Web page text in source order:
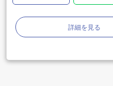
詳細を見る